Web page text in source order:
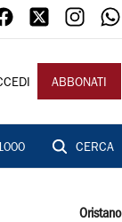
ABBONATI
CERCA
Oristano